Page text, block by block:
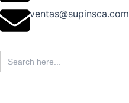
ventas@supinsca.com
Search
for: